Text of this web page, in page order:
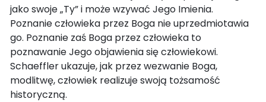
jako swoje „Ty” i może wzywać Jego Imienia.
Poznanie człowieka przez Boga nie uprzedmiotawia
go. Poznanie zaś Boga przez człowieka to
poznawanie Jego objawienia się człowiekowi.
Schaeffler ukazuje, jak przez wezwanie Boga,
modlitwę, człowiek realizuje swoją tożsamość
historyczną.